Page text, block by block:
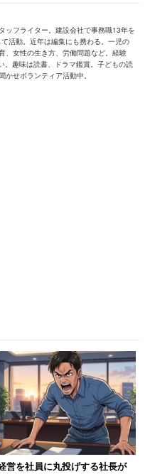
らなきゃ、ゴミ捨てでき
らさ、いざって時に町会
のイジワルなコメント
して機能すべき存在なの
は本末転倒です。
ッフライター。建設会社で事務職13年を
活動。近年は編集にも携わる。一児の
、女性の生き方、労働問題など。経験
。趣味は読書、ドラマ鑑賞。子どもの読
せボランティア活動中。
営を社員に丸投げする社長が